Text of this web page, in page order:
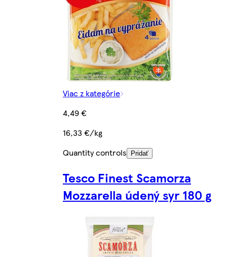
Viac z kategórie
4,49 €
16,33 €/kg
Quantity controls
Pridať
Tesco Finest Scamorza
Mozzarella údený syr 180 g